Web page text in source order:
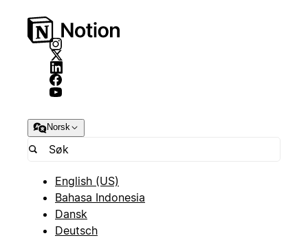
Norsk
English (US)
Bahasa Indonesia
Dansk
Deutsch